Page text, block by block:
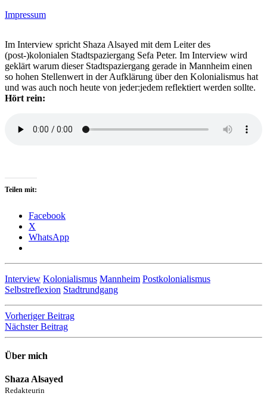
Impressum
Im Interview spricht Shaza Alsayed mit dem Leiter des
(post-)kolonialen Stadtspaziergang Sefa Peter. Im Interview wird
geklärt warum dieser Stadtspaziergang gerade in Mannheim einen
so hohen Stellenwert in der Aufklärung über den Kolonialismus hat
und was auch noch heute von jeder:jedem reflektiert werden sollte.
Hört rein:
Teilen mit:
Facebook
X
WhatsApp
Interview Kolonialismus Mannheim Postkolonialismus
Selbstreflexion Stadtrundgang
Beitragsnavigation
Vorheriger Beitrag
Nächster Beitrag
Über mich
Shaza Alsayed
Redakteurin